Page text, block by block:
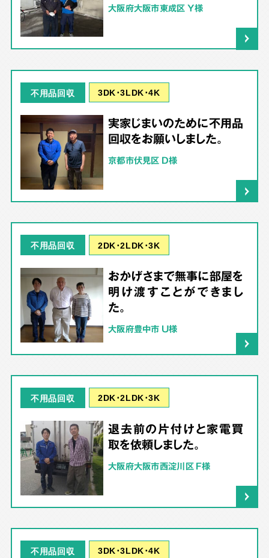
大阪府大阪市東成区 Y様
不用品回収 3DK･3LDK･4K
実家じまいのために不用品
回収をお願いしました。
京都市伏見区 D様
不用品回収 2DK･2LDK･3K
おかげさまで無事に部屋を
明け渡すことができまし
た。
大阪府豊中市 U様
不用品回収 2DK･2LDK･3K
退去前の片付けと家電買
取を依頼しました。
大阪府大阪市西淀川区 F様
不用品回収 3DK･3LDK･4K